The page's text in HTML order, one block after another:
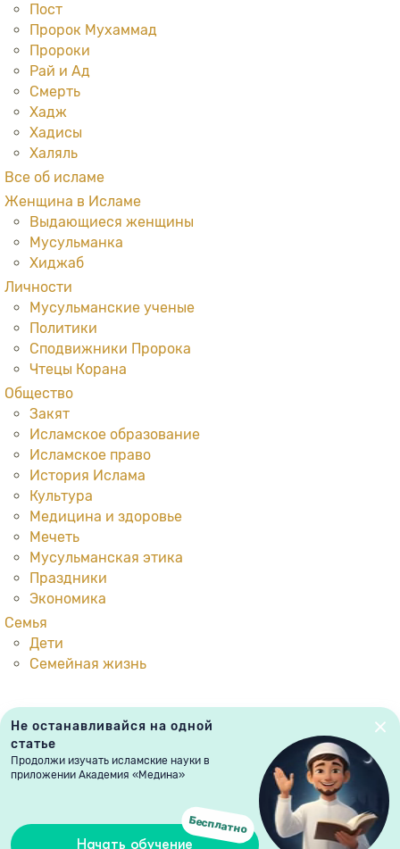
Не останавливайся на одной
статье
Продолжи изучать исламские науки в
приложении Академия «Медина»
Бесплатно
Начать обучение
Пост
Пророк Мухаммад
Пророки
Рай и Ад
Смерть
Хадж
Хадисы
Халяль
Все об исламе
Женщина в Исламе
Выдающиеся женщины
Мусульманка
Хиджаб
Личности
Мусульманские ученые
Политики
Сподвижники Пророка
Чтецы Корана
Общество
Закят
Исламское образование
Исламское право
История Ислама
Культура
Медицина и здоровье
Мечеть
Мусульманская этика
Праздники
Экономика
Семья
Дети
Семейная жизнь
Политика конфиденциальности Библиотека|Мир Знаний
© 2015 - 2026, Медина. Академия